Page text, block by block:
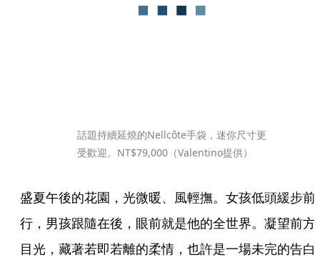
話題持續延燒的Nellcôte手袋，迷你尺寸更
受歡迎。NT$79,000（Valentino提供）
盛夏午後的花園，光微暖、風輕撫。女孩低頭緩步前
行，男孩跟隨在後，眼前就是他的全世界。凝望前方
目光，藏著若即若離的柔情，也許是一場未完的告白